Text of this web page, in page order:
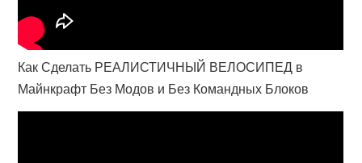
Как Сделать РЕАЛИСТИЧНЫЙ ВЕЛОСИПЕД в
Майнкрафт Без Модов и Без Командных Блоков